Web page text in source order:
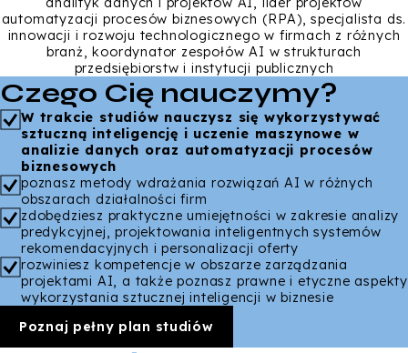
automatyzacji procesów biznesowych (RPA), specjalista ds.
innowacji i rozwoju technologicznego w firmach z różnych
branż, koordynator zespołów AI w strukturach
przedsiębiorstw i instytucji publicznych
Czego Cię nauczymy?
W trakcie studiów nauczysz się wykorzystywać
sztuczną inteligencję i uczenie maszynowe w
analizie danych oraz automatyzacji procesów
biznesowych
poznasz metody wdrażania rozwiązań AI w różnych
obszarach działalności firm
zdobędziesz praktyczne umiejętności w zakresie analizy
predykcyjnej, projektowania inteligentnych systemów
rekomendacyjnych i personalizacji oferty
rozwiniesz kompetencje w obszarze zarządzania
projektami AI, a także poznasz prawne i etyczne aspekty
wykorzystania sztucznej inteligencji w biznesie
Poznaj pełny plan studiów